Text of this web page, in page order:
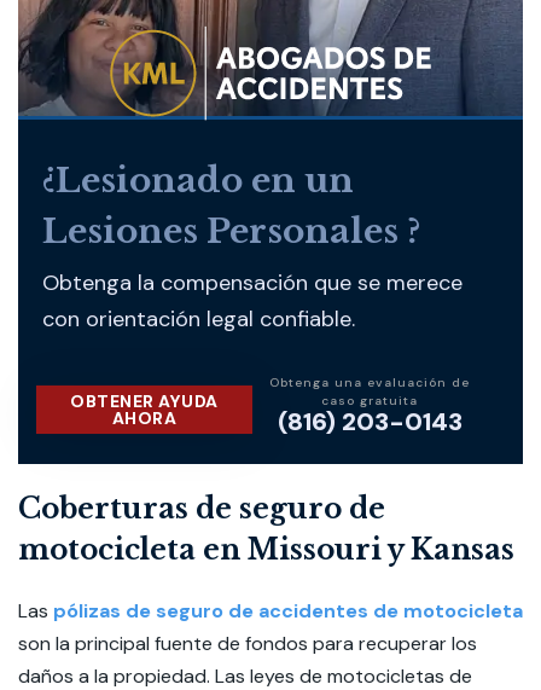
¿Lesionado en un
Lesiones Personales ?
Obtenga la compensación que se merece
con orientación legal confiable.
OBTENER AYUDA
AHORA
Obtenga una evaluación de
caso gratuita
(816) 203-0143
Coberturas de seguro de
motocicleta en Missouri y Kansas
Las pólizas de seguro de accidentes de motocicleta
son la principal fuente de fondos para recuperar los
daños a la propiedad. Las leyes de motocicletas de